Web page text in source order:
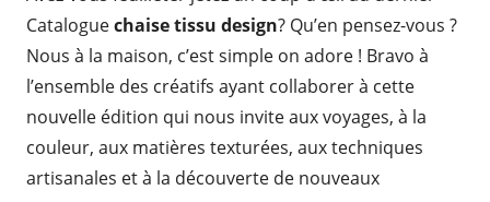
Cataloguechaise tissu design? Qu’en pensez-vous ?
Nous à la maison, c’est simple on adore ! Bravo à
l’ensemble des créatifs ayant collaborer à cette
nouvelle édition qui nous invite aux voyages, à la
couleur, aux matières texturées, aux techniques
artisanales et à la découverte de nouveaux